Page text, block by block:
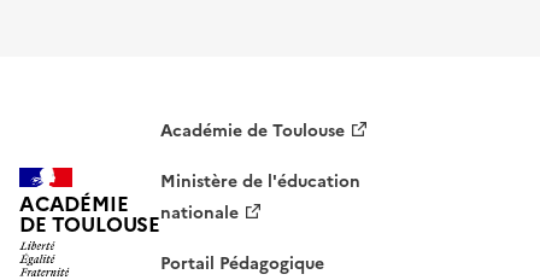
ACADÉMIE
DE TOULOUSE
Académie de Toulouse
Ministère de l'éducation
nationale
Portail Pédagogique